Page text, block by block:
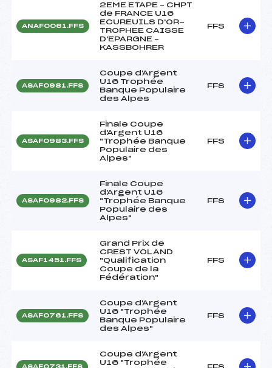
ANAF0061.FFS
2EME ETAPE – CHPT
de FRANCE U16
ECUREUILS D'OR-
TROPHEE CAISSE
D'EPARGNE –
KASSBOHRER
FFS
ASAF0981.FFS
Coupe d'Argent
U16 Trophée
Banque Populaire
des Alpes
FFS
ASAF0983.FFS
Finale Coupe
d'Argent U16
"Trophée Banque
Populaire des
Alpes"
FFS
ASAF0982.FFS
Finale Coupe
d'Argent U16
"Trophée Banque
Populaire des
Alpes"
FFS
ASAF1451.FFS
Grand Prix de
CREST VOLAND
"Qualification
Coupe de la
Fédération"
FFS
ASAF0761.FFS
Coupe d'Argent
U16 "Trophée
Banque Populaire
des Alpes"
FFS
ASAF0731.FFS
Coupe d'Argent
U16 "Trophée
FFS